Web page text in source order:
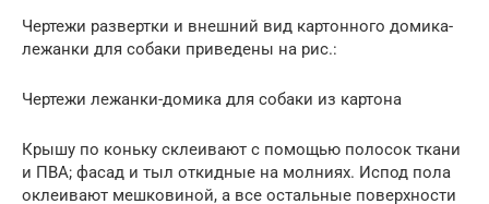
Чертежи развертки и внешний вид картонного домика-
лежанки для собаки приведены на рис.:
Чертежи лежанки-домика для собаки из картона
Крышу по коньку склеивают с помощью полосок ткани
и ПВА; фасад и тыл откидные на молниях. Испод пола
оклеивают мешковиной, а все остальные поверхности